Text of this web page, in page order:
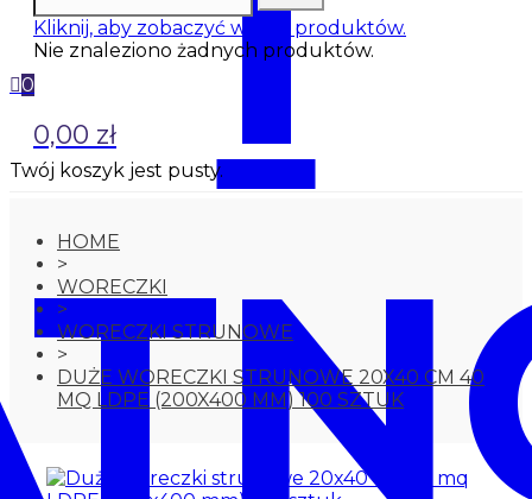
Kliknij, aby zobaczyć więcej produktów.
Nie znaleziono żadnych produktów.
0
0,00 zł
Twój koszyk jest pusty.
HOME
>
WORECZKI
>
WORECZKI STRUNOWE
>
DUŻE WORECZKI STRUNOWE 20X40 CM 40
MQ LDPE (200X400 MM) 100 SZTUK